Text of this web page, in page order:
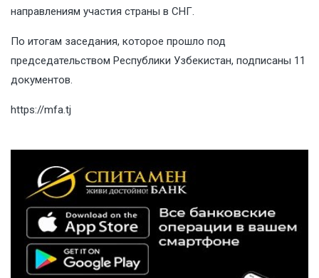
направлениям участия страны в СНГ.
По итогам заседания, которое прошло под
председательством Республики Узбекистан, подписаны 11
документов.
https://mfa.tj